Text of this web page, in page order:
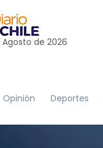
Agosto de 2026
Opinión Deportes